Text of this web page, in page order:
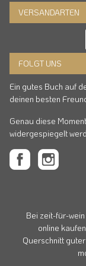
VERSANDARTEN
FOLGT UNS
Ein gutes Buch auf
deinen besten
Genau diese
widergespiegelt
Bei zeit-für-
online
Querschnitt